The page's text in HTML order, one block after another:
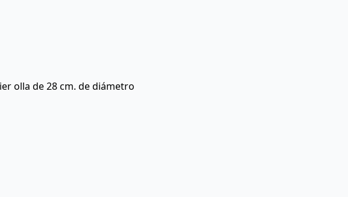
olla de 28 cm. de diámetro